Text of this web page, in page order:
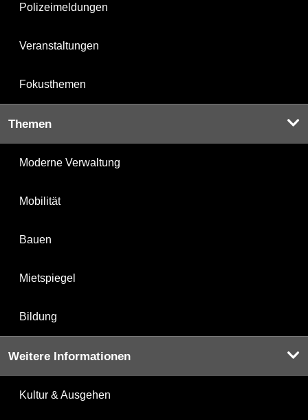
Polizeimeldungen
Veranstaltungen
Fokusthemen
Themen
Moderne Verwaltung
Mobilität
Bauen
Mietspiegel
Bildung
Weitere Informationen
Kultur & Ausgehen